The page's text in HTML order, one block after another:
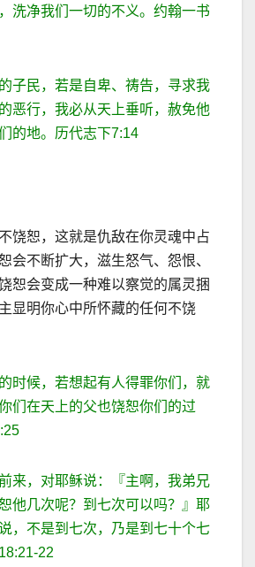
洗净我们一切的不义。约翰一书
子民，若是自卑、祷告，寻求我
恶行，我必从天上垂听，赦免他
的地。历代志下7:14
饶恕，这就是仇敌在你灵魂中占
会不断扩大，滋生怒气、怨恨、
恕会变成一种难以察觉的属灵捆
显明你心中所怀藏的任何不饶
时候，若想起有人得罪你们，就
们在天上的父也饶恕你们的过
:25
来，对耶稣说：『主啊，我弟兄
他几次呢？到七次可以吗？』耶
，不是到七次，乃是到七十个七
18:21-22